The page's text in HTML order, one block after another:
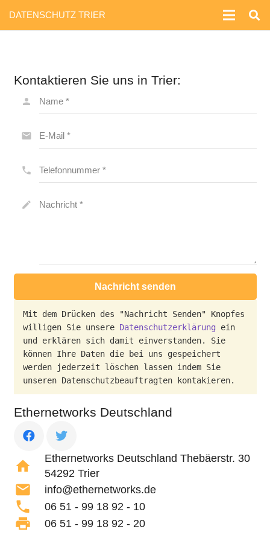
DATENSCHUTZ TRIER
Kontaktieren Sie uns in Trier:
Name *
person
E-Mail *
email
Telefonnummer *
phone
Nachricht *
create
Nachricht senden
Mit dem Drücken des "Nachricht Senden" Knopfes
willigen Sie unsere Datenschutzerklärung ein
und erklären sich damit einverstanden. Sie
können Ihre Daten die bei uns gespeichert
werden jederzeit löschen lassen indem Sie
unseren Datenschutzbeauftragten kontakieren.
Ethernetworks Deutschland
home
Ethernetworks Deutschland Thebäerstr. 30
54292 Trier
mail info@ethernetworks.de
phone 06 51 - 99 18 92 - 10
print 06 51 - 99 18 92 - 20